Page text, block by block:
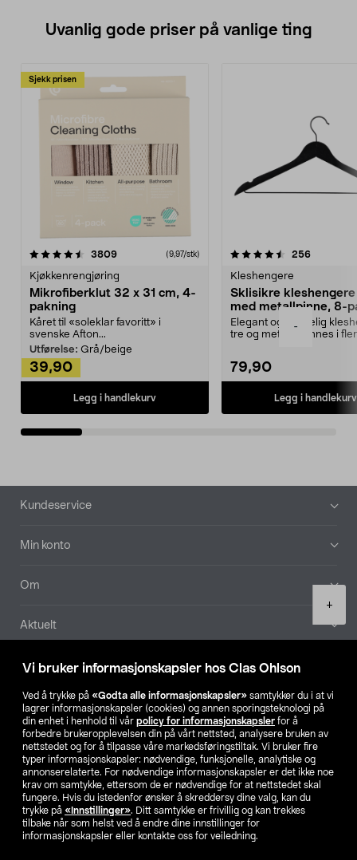
Vi bruker informasjonskapsler hos Clas Ohlson
Ved å trykke på «Godta alle informasjonskapsler» samtykker du i at vi
lagrer informasjonskapsler (cookies) og annen sporingsteknologi på
din enhet i henhold til vår policy for informasjonskapsler for å
forbedre brukeropplevelsen din på vårt nettsted, analysere bruken av
nettstedet og for å tilpasse våre markedsføringstiltak. Vi bruker fire
typer informasjonskapsler: nødvendige, funksjonelle, analytiske og
annonserelaterte. For nødvendige informasjonskapsler er det ikke noe
krav om samtykke, ettersom de er nødvendige for at nettstedet skal
fungere. Hvis du istedenfor ønsker å skreddersy dine valg, kan du
trykke på «Innstillinger». Ditt samtykke er frivillig og kan trekkes
tilbake når som helst ved å endre dine innstillinger for
informasjonskapsler eller kontakte oss for veiledning.
-
+
Uvanlig gode priser på vanlige ting
Sjekk prisen
3809anmeldelser(9,97/stk)
Kjøkkenrengjøring
Mikrofiberklut 32 x 31 cm, 4-
pakning
Kåret til «soleklar favoritt» i
svenske Afton...
Utførelse: Grå/beige
39,90
Legg i handlekurv
4.5av 5 stjerner 256
Kleshengere
Sklisikre
med metallpinne, 8-
Elegant og skikkelig
tre og metall – finnes i
79,90
Legg i handlekurv
4.5av 5 stjerner
Bunntekst
Kundeservice
Min konto
Om
Aktuelt
Våre selskaper
Finn din butikk
SE NO FI